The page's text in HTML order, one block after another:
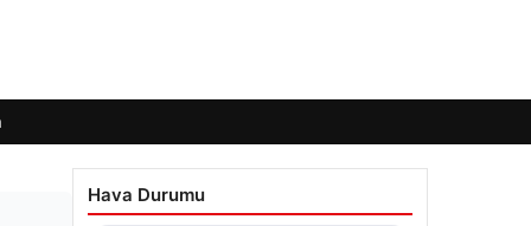
Hava Durumu